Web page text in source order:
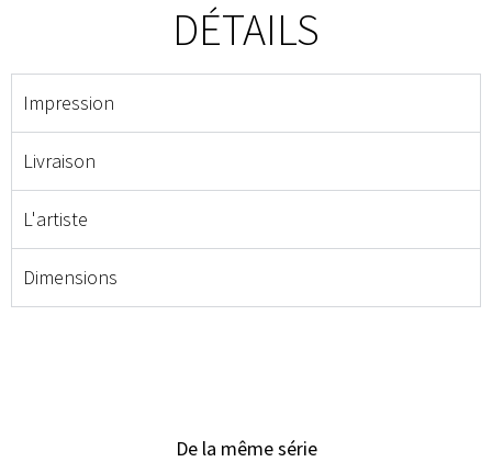
DÉTAILS
Impression
Livraison
L'artiste
Dimensions
De la même série